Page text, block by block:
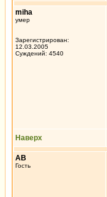
miha
умер
Зарегистрирован:
12.03.2005
Суждений: 4540
Наверх
АВ
Гость